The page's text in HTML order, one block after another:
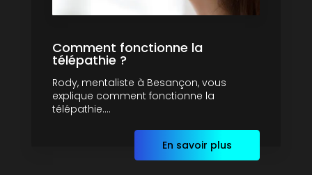
Comment fonctionne la
télépathie ?
Rody, mentaliste à Besançon, vous
explique comment fonctionne la
télépathie....
En savoir plus